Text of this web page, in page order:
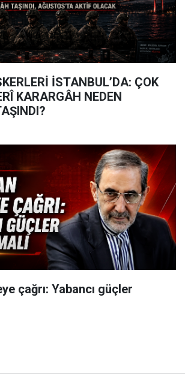
İSTANBUL’DA: ÇOK
KARARGÂH NEDEN
çağrı: Yabancı güçler